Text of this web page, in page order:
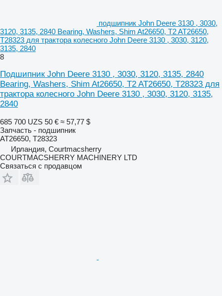
подшипник John Deere 3130 , 3030,
3120, 3135, 2840 Bearing, Washers, Shim At26650, T2 AT26650,
T28323 для трактора колесного John Deere 3130 , 3030, 3120,
3135, 2840
8
Подшипник John Deere 3130 , 3030, 3120, 3135, 2840
Bearing, Washers, Shim At26650, T2 AT26650, T28323 для
трактора колесного John Deere 3130 , 3030, 3120, 3135,
2840
685 700 UZS 50 € ≈ 57,77 $
Запчасть - подшипник
AT26650, T28323
Ирландия, Courtmacsherry
COURTMACSHERRY MACHINERY LTD
Связаться с продавцом